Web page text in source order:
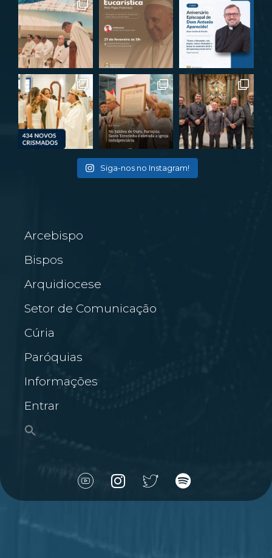
Siga-nos no Instagram!
Arcebispo
Bispos
Arquidiocese
Setor de Comunicação
Cúria
Paróquias
Informações
Entrar